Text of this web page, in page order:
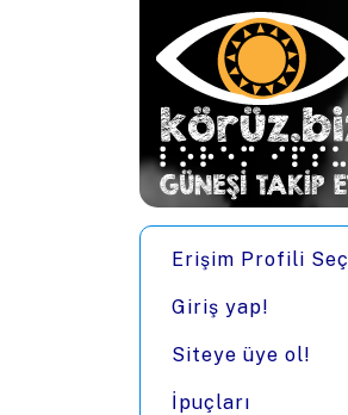
Ana içeriğe zıpla
Erişim Profili Seç
Giriş yap!
Siteye üye ol!
İpuçları